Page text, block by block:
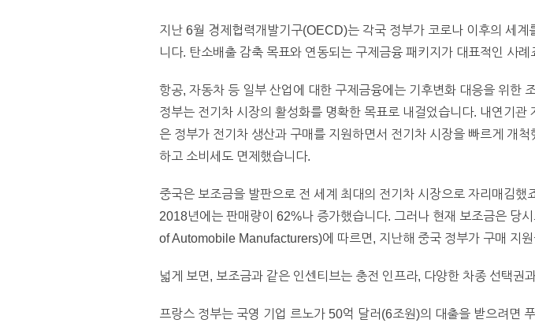
지난 6월 경제협력개발기구(OECD)는 각국 정부가 코로나 이후의 세
니다. 탄소배출 감축 목표와 연동되는 구제금융 패키지가 대표적인 사례
항공, 자동차 등 일부 산업에 대한 구제금융에는 기후변화 대응을 위한
정부는 전기차 시장의 활성화를 명확한 목표로 내걸었습니다. 내연기
은 정부가 전기차 생산과 구매를 지원하면서 전기차 시장을 빠르게 개
하고 소비세도 면제했습니다.
중국은 보조금을 발판으로 전 세계 최대의 전기차 시장으로 자리매김
2018년에는 판매량이 62%나 증가했습니다. 그러나 현재 보조금은 당
of Automobile Manufacturers)에 따르면, 지난해 중국 정부가 구매 지
넓게 보면, 보조금과 같은 인센티브는 충전 인프라, 다양한 차종 선택권
프랑스 정부는 국영 기업 르노가 50억 달러(6조원)의 대출을 받으려면